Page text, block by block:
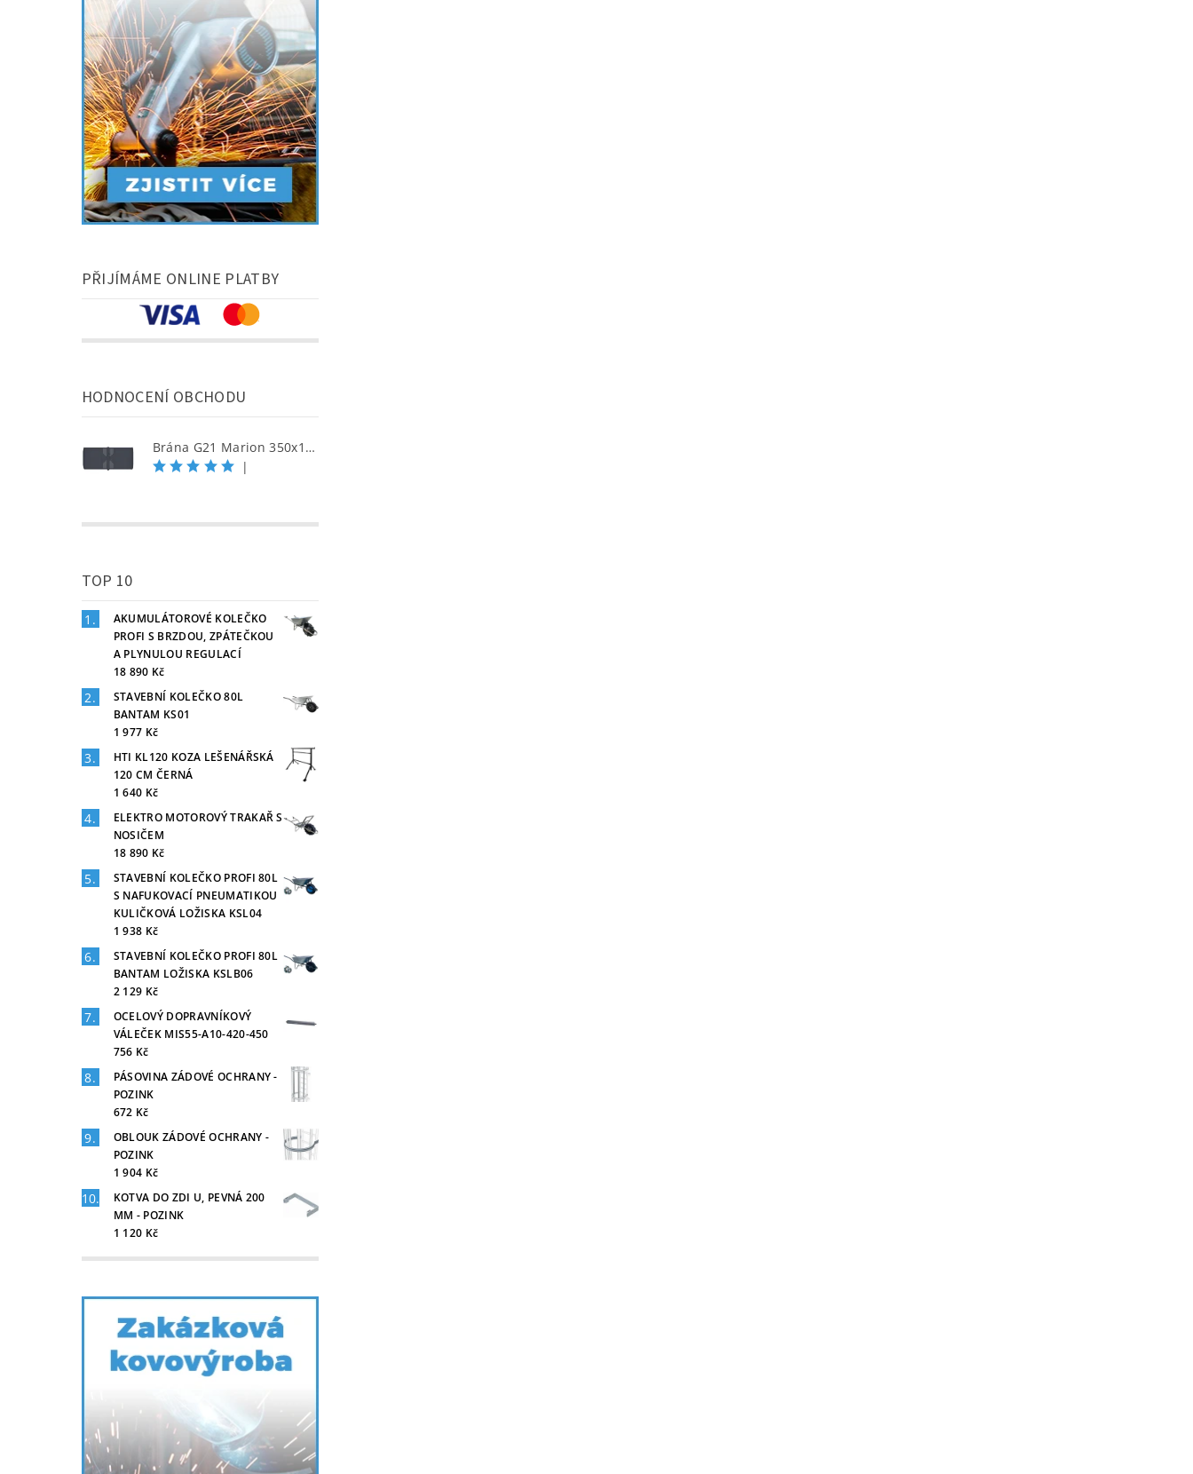
PŘIJÍMÁME ONLINE PLATBY
HODNOCENÍ OBCHODU
Brána G21 Marion 350x158 cm dvoukřídlá, antracitová
|
TOP 10
AKUMULÁTOROVÉ KOLEČKO
PROFI S BRZDOU, ZPÁTEČKOU
A PLYNULOU REGULACÍ
18 890 Kč
STAVEBNÍ KOLEČKO 80L
BANTAM KS01
1 977 Kč
HTI KL120 KOZA LEŠENÁŘSKÁ
120 CM ČERNÁ
1 640 Kč
ELEKTRO MOTOROVÝ TRAKAŘ S
NOSIČEM
18 890 Kč
STAVEBNÍ KOLEČKO PROFI 80L
S NAFUKOVACÍ PNEUMATIKOU
KULIČKOVÁ LOŽISKA KSL04
1 938 Kč
STAVEBNÍ KOLEČKO PROFI 80L
BANTAM LOŽISKA KSLB06
2 129 Kč
OCELOVÝ DOPRAVNÍKOVÝ
VÁLEČEK MIS55-A10-420-450
756 Kč
PÁSOVINA ZÁDOVÉ OCHRANY -
POZINK
672 Kč
OBLOUK ZÁDOVÉ OCHRANY -
POZINK
1 904 Kč
KOTVA DO ZDI U, PEVNÁ 200
MM - POZINK
1 120 Kč